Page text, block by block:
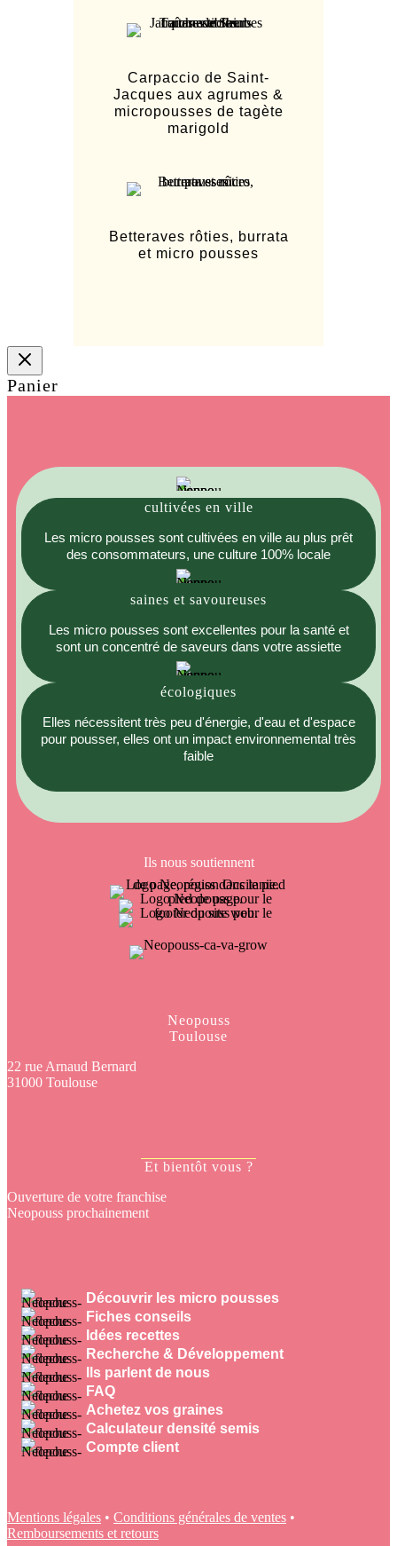
Carpaccio de Saint-
Jacques aux agrumes &
micropousses de tagète
marigold
Betteraves rôties, burrata
et micro pousses
Panier
cultivées en ville
Les micro pousses sont cultivées en ville au plus prêt
des consommateurs, une culture 100% locale
saines et savoureuses
Les micro pousses sont excellentes pour la santé et
sont un concentré de saveurs dans votre assiette
écologiques
Elles nécessitent très peu d'énergie, d'eau et d'espace
pour pousser, elles ont un impact environnemental très
faible
Ils nous soutiennent
Neopouss
Toulouse
22 rue Arnaud Bernard
31000 Toulouse
Et bientôt vous ?
Ouverture de votre franchise
Neopouss prochainement
Découvrir les micro pousses
Fiches conseils
Idées recettes
Recherche & Développement
Ils parlent de nous
FAQ
Achetez vos graines
Calculateur densité semis
Compte client
Mentions légales • Conditions générales de ventes •
Remboursements et retours